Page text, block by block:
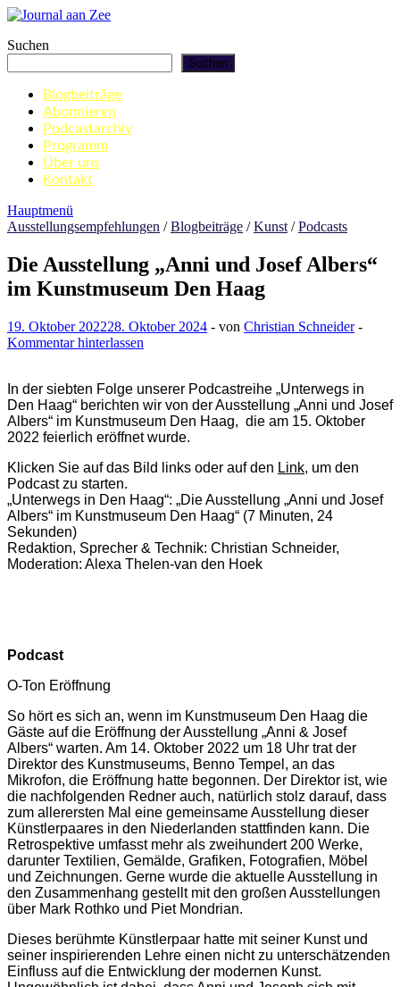
Zum
springen
Journal aan Zee
Suchen
Suchen
Blogbeiträge
Abonnieren
Podcastarchiv
Programm
Über uns
Kontakt
Hauptmenü
Ausstellungsempfehlungen /Blogbeiträge /Kunst /Podcasts
Die Ausstellung „Anni und Josef Albers“
im Kunstmuseum Den Haag
19. Oktober 202228. Oktober 2024 - von Christian Schneider-
Kommentar hinterlassen
In der siebten Folge unserer Podcastreihe „Unterwegs in
Den Haag“ berichten wir von der Ausstellung „Anni und Josef
Albers“ im Kunstmuseum Den Haag, die am 15. Oktober
2022 feierlich eröffnet wurde.
Klicken Sie auf das Bild links oder auf den Link, um den
Podcast zu starten.
„Unterwegs in Den Haag“: „Die Ausstellung „Anni und Josef
Albers“ im Kunstmuseum Den Haag“ (7 Minuten, 24
Sekunden)
Redaktion, Sprecher & Technik: Christian Schneider,
Moderation: Alexa Thelen-van den Hoek
Podcast
O-Ton Eröffnung
So hört es sich an, wenn im Kunstmuseum Den Haag die
Gäste auf die Eröffnung der Ausstellung „Anni & Josef
Albers“ warten. Am 14. Oktober 2022 um 18 Uhr trat der
Direktor des Kunstmuseums, Benno Tempel, an das
Mikrofon, die Eröffnung hatte begonnen. Der Direktor ist, wie
die nachfolgenden Redner auch, natürlich stolz darauf, dass
zum allerersten Mal eine gemeinsame Ausstellung dieser
Künstlerpaares in den Niederlanden stattfinden kann. Die
Retrospektive umfasst mehr als zweihundert 200 Werke,
darunter Textilien, Gemälde, Grafiken, Fotografien, Möbel
und Zeichnungen. Gerne wurde die aktuelle Ausstellung in
den Zusammenhang gestellt mit den großen Ausstellungen
über Mark Rothko und Piet Mondrian.
Dieses berühmte Künstlerpaar hatte mit seiner Kunst und
seiner inspirierenden Lehre einen nicht zu unterschätzenden
Einfluss auf die Entwicklung der modernen Kunst.